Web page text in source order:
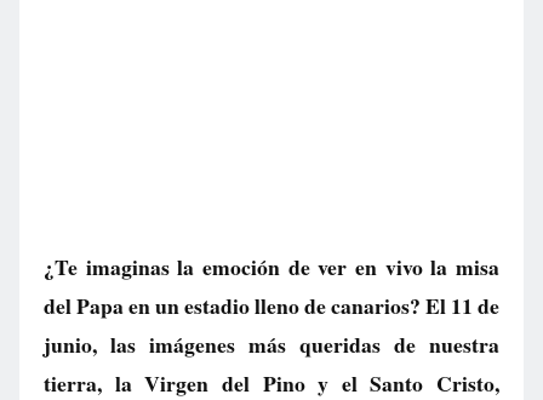
¿Te imaginas la emoción de ver en vivo la misa
del Papa en un estadio lleno de canarios? El 11 de
junio, las imágenes más queridas de nuestra
tierra, la Virgen del Pino y el Santo Cristo,